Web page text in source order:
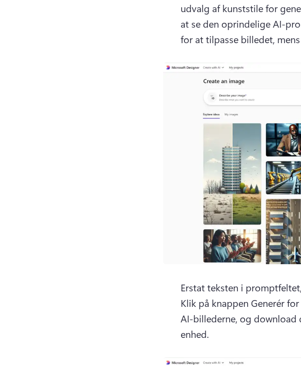
udvalg af kunststile for
at se den oprindelige AI-
for at tilpasse billedet,
Klik på knappen Generér
AI-billederne, og
enhed.